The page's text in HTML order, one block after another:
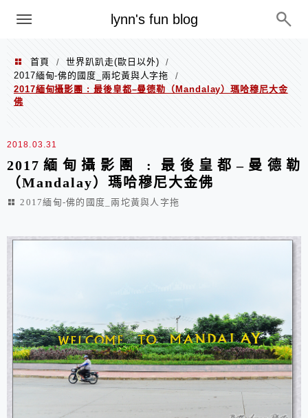
lynn's fun blog
menu
首頁 / 世界趴趴走(歐日以外)
/
2017緬甸-佛的國度_兩坨黃與人字拖
/
2017緬甸攝影團 : 最後皇都–曼德勒（Mandalay）瑪哈穆尼大金
佛
2018.03.31
2017緬甸攝影團 : 最後皇都–曼德勒
（Mandalay）瑪哈穆尼大金佛
2017緬甸-佛的國度_兩坨黃與人字拖